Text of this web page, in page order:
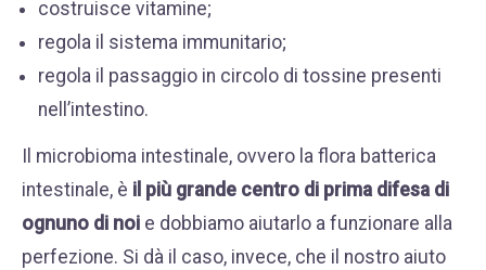
costruisce vitamine;
regola il sistema immunitario;
regola il passaggio in circolo di tossine presenti
nell’intestino.
Il microbioma intestinale, ovvero la flora batterica
intestinale, è il più grande centro di prima difesa di
ognuno di noi e dobbiamo aiutarlo a funzionare alla
perfezione. Si dà il caso, invece, che il nostro aiuto